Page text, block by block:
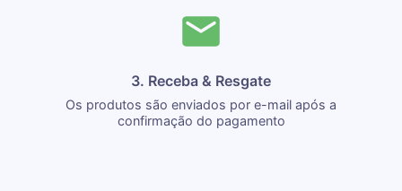
3. Receba & Resgate
Os produtos são enviados por e-mail após a
confirmação do pagamento